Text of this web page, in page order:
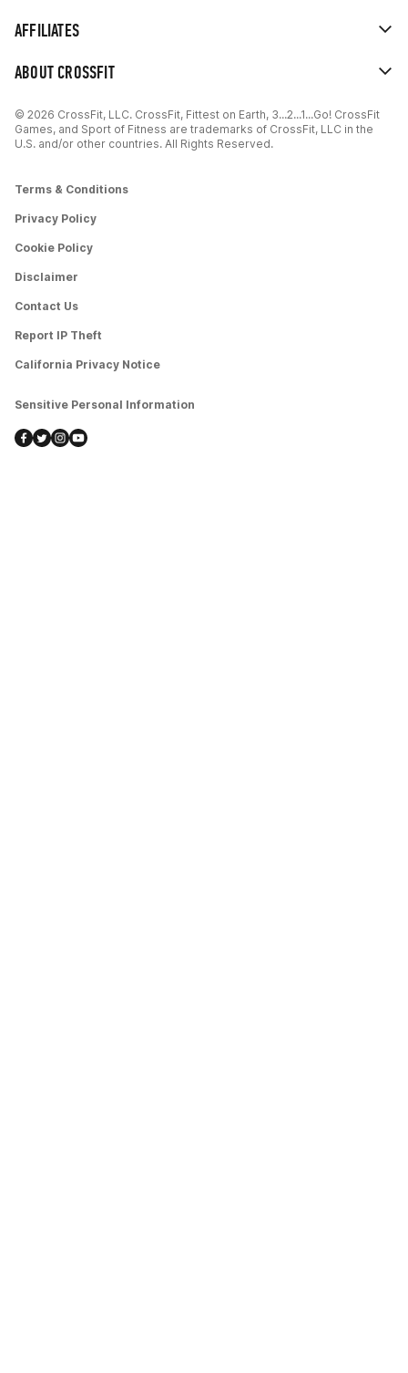
ABOUT CROSSFIT
AFFILIATES
© 2026 CrossFit, LLC. CrossFit, Fittest on Earth, 3...2...1...Go! CrossFit
Games, and Sport of Fitness are trademarks of CrossFit, LLC in the
U.S. and/or other countries. All Rights Reserved.
Terms & Conditions
Privacy Policy
Cookie Policy
Disclaimer
Contact Us
Report IP Theft
California Privacy Notice
Sensitive Personal Information